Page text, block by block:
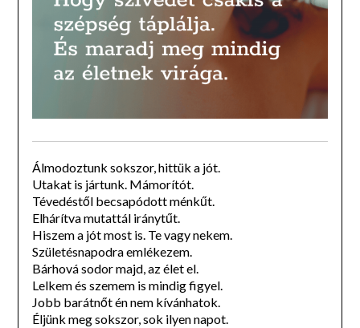
Álmodoztunk sokszor, hittük a jót.
Utakat is jártunk. Mámorítót.
Tévedéstől becsapódott ménkűt.
Elhárítva mutattál iránytűt.
Hiszem a jót most is. Te vagy nekem.
Születésnapodra emlékezem.
Bárhová sodor majd, az élet el.
Lelkem és szemem is mindig figyel.
Jobb barátnőt én nem kívánhatok.
Éljünk meg sokszor, sok ilyen napot.